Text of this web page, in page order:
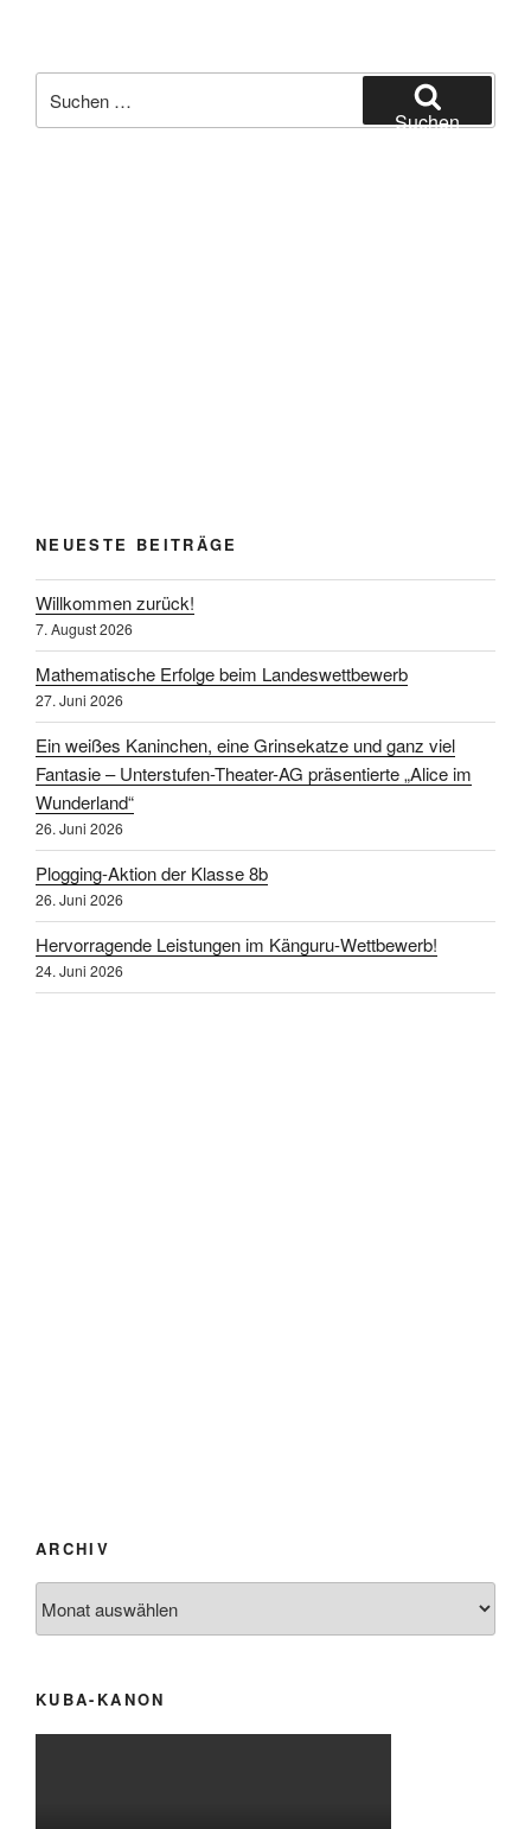
nach:
Suchen
NEUESTE BEITRÄGE
Willkommen zurück!
7. August 2026
Mathematische Erfolge beim Landeswettbewerb
27. Juni 2026
Ein weißes Kaninchen, eine Grinsekatze und ganz viel
Fantasie – Unterstufen-Theater-AG präsentierte „Alice im
Wunderland“
26. Juni 2026
Plogging-Aktion der Klasse 8b
26. Juni 2026
Hervorragende Leistungen im Känguru-Wettbewerb!
24. Juni 2026
ARCHIV
KUBA-KANON